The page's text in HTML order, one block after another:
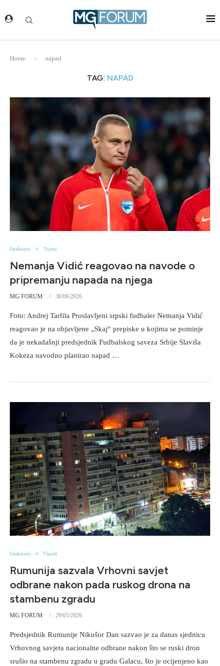
Home - napad
TAG: NAPAD
Istaknuto Vijesti
Nemanja Vidić reagovao na navode o
pripremanju napada na njega
MG FORUM 30/06/2026
Foto: Andrej Tarfila Proslavljeni srpski fudbaler Nemanja Vidić
reagovao je na objavljene „Skaj“ prepiske u kojima se pominje
da je nekadašnji predsjednik Fudbalskog saveza Srbije Slaviša
Kokeza navodno planirao napad …
Istaknuto Vijesti
Rumunija sazvala Vrhovni savjet
odbrane nakon pada ruskog drona na
stambenu zgradu
MG FORUM 29/05/2026
Predsjednik Rumunije Nikušor Dan sazvao je za danas sjednicu
Vrhovnog savjeta nacionalne odbrane nakon što se ruski dron
srušio na stambenu zgradu u gradu Galacu, što je ocijenjeno kao